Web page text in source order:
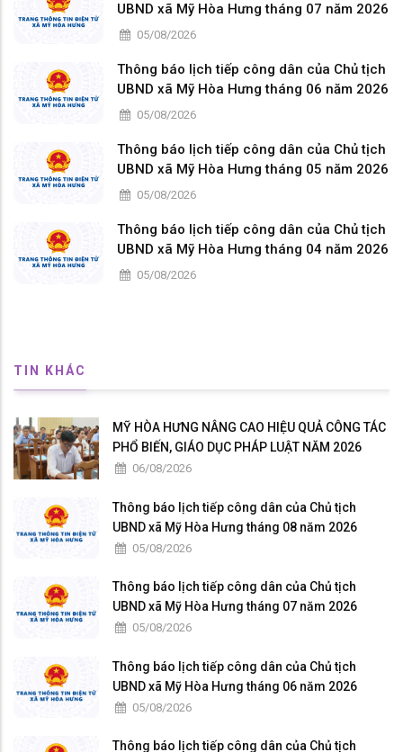
UBND xã Mỹ Hòa Hưng tháng 07 năm 2026
05/08/2026
Thông báo lịch tiếp công dân của Chủ tịch
UBND xã Mỹ Hòa Hưng tháng 06 năm 2026
05/08/2026
Thông báo lịch tiếp công dân của Chủ tịch
UBND xã Mỹ Hòa Hưng tháng 05 năm 2026
05/08/2026
Thông báo lịch tiếp công dân của Chủ tịch
UBND xã Mỹ Hòa Hưng tháng 04 năm 2026
05/08/2026
TIN KHÁC
MỸ HÒA HƯNG NÂNG CAO HIỆU QUẢ CÔNG TÁC
PHỔ BIẾN, GIÁO DỤC PHÁP LUẬT NĂM 2026
06/08/2026
Thông báo lịch tiếp công dân của Chủ tịch
UBND xã Mỹ Hòa Hưng tháng 08 năm 2026
05/08/2026
Thông báo lịch tiếp công dân của Chủ tịch
UBND xã Mỹ Hòa Hưng tháng 07 năm 2026
05/08/2026
Thông báo lịch tiếp công dân của Chủ tịch
UBND xã Mỹ Hòa Hưng tháng 06 năm 2026
05/08/2026
Thông báo lịch tiếp công dân của Chủ tịch